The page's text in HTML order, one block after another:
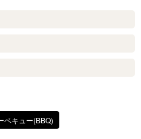
ベキュー(BBQ)